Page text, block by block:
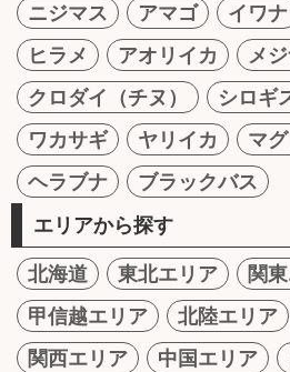
ニジマス
アマゴ イワナ
ヒラメ
アオリイカ
メ
クロダイ（チヌ）
シロギ
ワカサギ
ヤリイカ マ
ヘラブナ
ブラックバス
エリアから探す
北海道 東北エリア
関
甲信越エリア
北陸エリア
関西エリア
中国エリア